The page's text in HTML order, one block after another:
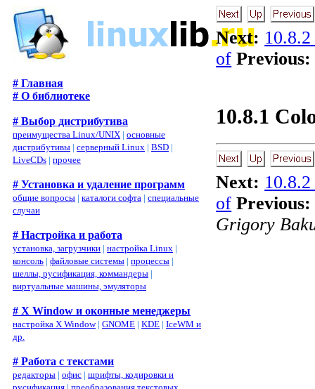
# Главная
# О библиотеке
# Выбор дистрибутива
преимущества Linux/UNIX | основные
дистрибутивы | серверный Linux | BSD |
LiveCDs | прочее
# Установка и удаление программ
общие вопросы | каталоги софта | специальные
случаи
# Настройка и работа
установка, загрузчики | настройка Linux |
консоль | файловые системы | процессы |
шеллы, русификация, коммандеры |
виртуальные машины, эмуляторы
# X Window и оконные менеджеры
настройка X Window| GNOME | KDE | IceWM и
др.
# Работа с текстами
редакторы | офис | шрифты, кодировки и
Next:
of Previous:
10.8.1
Next:
of Previous:
Grigory